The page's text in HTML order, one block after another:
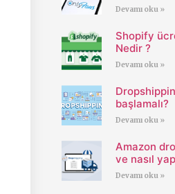
Devamı oku »
Shopify
Nedir ?
Devamı oku »
başlamalı?
Devamı oku »
Amazon
ve nasıl
Devamı oku »